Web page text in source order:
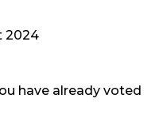
2024
have already voted